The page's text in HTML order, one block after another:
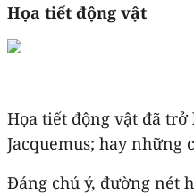
Họa tiết động vật
Họa tiết động vật đã
Jacquemus; hay
Đáng chú ý, đường nét